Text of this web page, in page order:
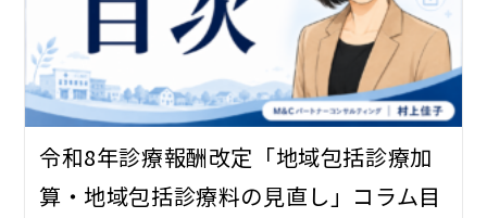
令和8年診療報酬改定「地域包括診療加
算・地域包括診療料の見直し」コラム目